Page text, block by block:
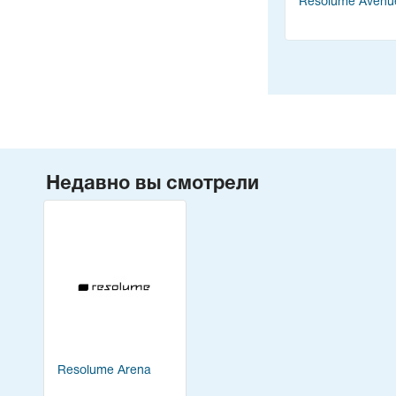
Недавно вы смотрели
Resolume Arena